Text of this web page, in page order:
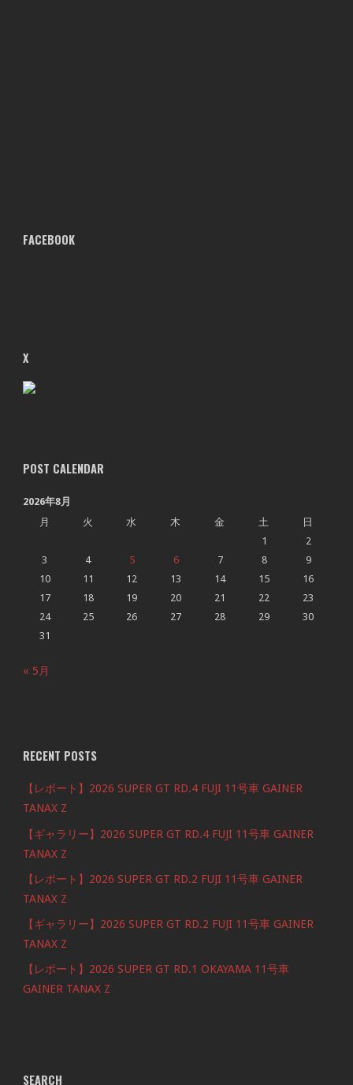
FACEBOOK
X
POST CALENDAR
2026年8月
月
火 水 木 金 土
日
1
2
3
4 5 6 7 8
9
10
11 12 13 14 15
16
17
18 19 20 21 22
23
24
25 26 27 28 29
30
31
« 5月
RECENT POSTS
【レポート】2026 SUPER GT RD.4 FUJI 11号車 GAINER
TANAX Z
【ギャラリー】2026 SUPER GT RD.4 FUJI 11号車 GAINER
TANAX Z
【レポート】2026 SUPER GT RD.2 FUJI 11号車 GAINER
TANAX Z
【ギャラリー】2026 SUPER GT RD.2 FUJI 11号車 GAINER
TANAX Z
【レポート】2026 SUPER GT RD.1 OKAYAMA 11号車
GAINER TANAX Z
SEARCH